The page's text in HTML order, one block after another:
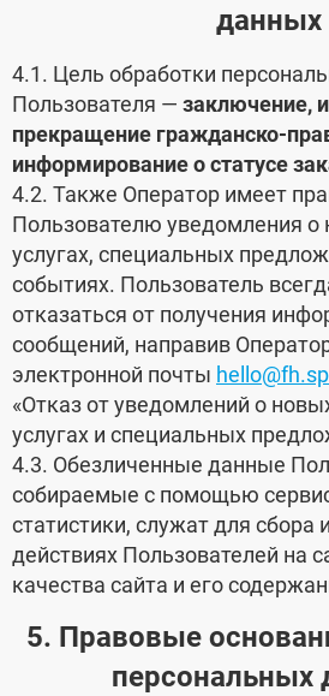
данных
4.1. Цель обработки
Пользователя — заключение,
прекращение гражданско-
информирование о статусе
4.2. Также Оператор имеет
Пользователю уведомления о
услугах, специальных
событиях. Пользователь
отказаться от получения
сообщений, направив
электронной почты
«Отказ от уведомлений о
услугах и специальных
4.3. Обезличенные данные
собираемые с помощью
статистики, служат для
действиях Пользователей на
качества сайта и его
5. Правовые
персональных